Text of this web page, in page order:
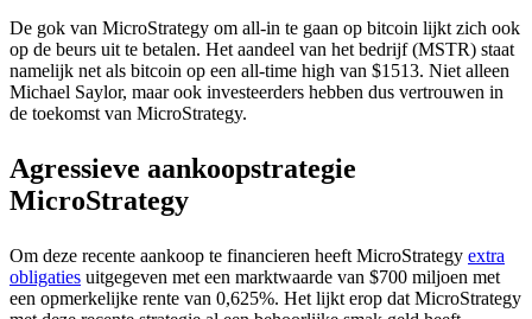
De gok van MicroStrategy om all-in te gaan op bitcoin lijkt zich ook
op de beurs uit te betalen. Het aandeel van het bedrijf (MSTR) staat
namelijk net als bitcoin op een all-time high van $1513. Niet alleen
Michael Saylor, maar ook investeerders hebben dus vertrouwen in
de toekomst van MicroStrategy.
Agressieve aankoopstrategie
MicroStrategy
Om deze recente aankoop te financieren heeft MicroStrategy extra
obligaties uitgegeven met een marktwaarde van $700 miljoen met
een opmerkelijke rente van 0,625%. Het lijkt erop dat MicroStrategy